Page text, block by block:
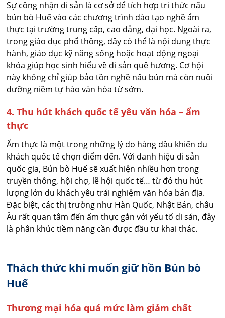
Sự công nhận di sản là cơ sở để tích hợp tri thức nấu
bún bò Huế vào các chương trình đào tạo nghề ẩm
thực tại trường trung cấp, cao đẳng, đại học. Ngoài ra,
trong giáo dục phổ thông, đây có thể là nội dung thực
hành, giáo dục kỹ năng sống hoặc hoạt động ngoại
khóa giúp học sinh hiểu về di sản quê hương. Cơ hội
này không chỉ giúp bảo tồn nghề nấu bún mà còn nuôi
dưỡng niềm tự hào văn hóa từ sớm.
4. Thu hút khách quốc tế yêu văn hóa – ẩm
thực
Ẩm thực là một trong những lý do hàng đầu khiến du
khách quốc tế chọn điểm đến. Với danh hiệu di sản
quốc gia, Bún bò Huế sẽ xuất hiện nhiều hơn trong
truyền thông, hội chợ, lễ hội quốc tế… từ đó thu hút
lượng lớn du khách yêu trải nghiệm văn hóa bản địa.
Đặc biệt, các thị trường như Hàn Quốc, Nhật Bản, châu
Âu rất quan tâm đến ẩm thực gắn với yếu tố di sản, đây
là phân khúc tiềm năng cần được đầu tư khai thác.
Thách thức khi muốn giữ hồn Bún bò
Huế
Thương mại hóa quá mức làm giảm chất